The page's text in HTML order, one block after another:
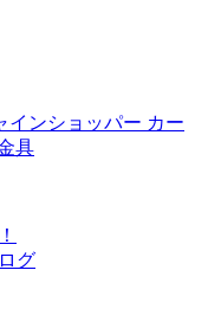
インショッパー カー
具